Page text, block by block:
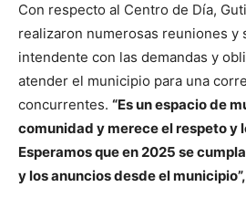
Con respecto al Centro de Día,
realizaron numerosas reuniones y
intendente con las demandas y
atender el municipio para una
concurrentes. “Es un espacio de
comunidad y merece el respeto y
Esperamos que en 2025 se
y los anuncios desde el municipio”,